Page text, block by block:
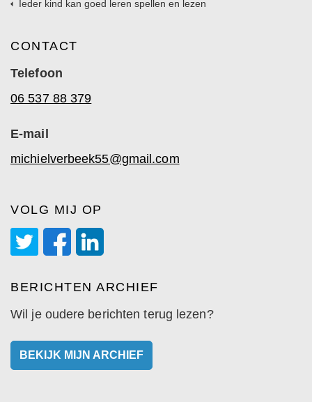
Ieder kind kan goed leren spellen en lezen
CONTACT
Telefoon
06 537 88 379
E-mail
michielverbeek55@gmail.com
VOLG MIJ OP
BERICHTEN ARCHIEF
Wil je oudere berichten terug lezen?
BEKIJK MIJN ARCHIEF